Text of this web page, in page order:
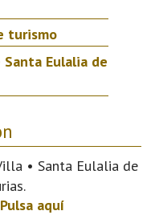
turismo
Eulalia de
• Santa Eulalia de
Pulsa aquí